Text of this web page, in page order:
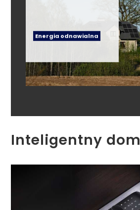
Energia odnawialna
Inteligentny dom